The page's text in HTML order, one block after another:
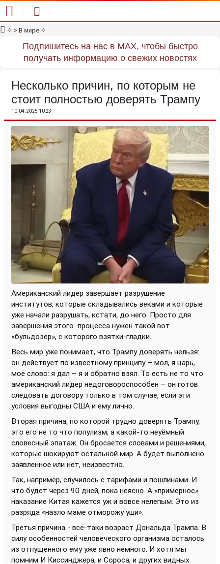
✧ > В мире ✧
Подпишитесь на нас в MAX, чтобы быстро
получать информацию о свежих новостях
Несколько причин, по которым не
стоит полностью доверять Трампу
10.04.2025 10:23
Американский лидер завершает разрушение
институтов, которые складывались веками и которые
уже начали разрушать, кстати, до него. Просто для
завершения этого процесса нужен такой вот
«бульдозер», с которого взятки-гладки.
Весь мир уже понимает, что Трампу доверять нельзя:
он действует по известному принципу – мол, я царь,
моё слово: я дал – я и обратно взял. То есть не то что
американский лидер недоговороспособен – он готов
следовать договору только в том случае, если эти
условия выгодны США и ему лично.
Вторая причина, по которой трудно доверять Трампу,
это его не то что популизм, а какой-то неуёмный
словесный эпатаж. Он бросается словами и решениями,
которые шокируют остальной мир. А будет выполнено
заявленное или нет, неизвестно.
Так, например, случилось с тарифами и пошлинами. И
что будет через 90 дней, пока неясно. А «примерное»
наказание Китая кажется уж и вовсе нелепым. Это из
разряда «назло маме отморожу уши».
Третья причина - всё-таки возраст Дональда Трампа. В
силу особенностей человеческого организма осталось
из отпущенного ему уже явно немного. И хотя мы
помним И Киссинджера, и Сороса, и других видных